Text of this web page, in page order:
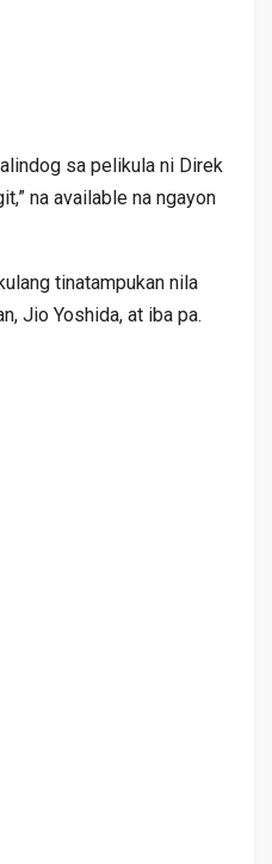
sa pelikula ni Direk
na available na ngayon
tinatampukan nila
Jio Yoshida, at iba pa.